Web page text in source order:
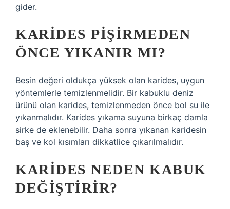
gider.
KARIDES PIŞIRMEDEN
ÖNCE YIKANIR MI?
Besin değeri oldukça yüksek olan karides, uygun
yöntemlerle temizlenmelidir. Bir kabuklu deniz
ürünü olan karides, temizlenmeden önce bol su ile
yıkanmalıdır. Karides yıkama suyuna birkaç damla
sirke de eklenebilir. Daha sonra yıkanan karidesin
baş ve kol kısımları dikkatlice çıkarılmalıdır.
KARIDES NEDEN KABUK
DEĞIŞTIRIR?